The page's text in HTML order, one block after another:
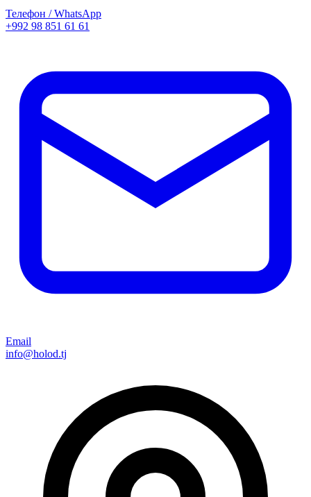
Телефон / WhatsApp
+992 98 851 61 61
Email
info@holod.tj